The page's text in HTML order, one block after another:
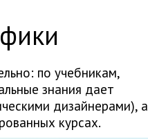
по учебникам,
знания дает
дизайнерами), а
курсах.